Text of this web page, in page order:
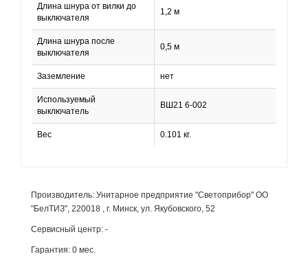
Длина шнура от вилки до
выключателя
1,2 м
Длина шнура после
выключателя
0,5 м
Заземление нет
Используемый
выключатель
ВШ21 6-002
Вес 0.101 кг.
Производитель: Унитарное предприятие "Светоприбор" ОО
"БелТИЗ", 220018 , г. Минск, ул. Якубовского, 52
Сервисный центр: -
Гарантия: 0 мес.